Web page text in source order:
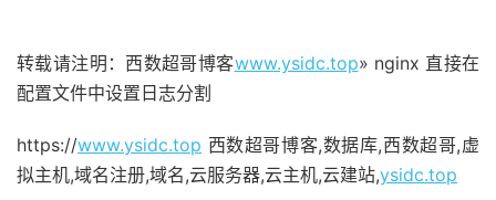
转载请注明：西数超哥博客www.ysidc.top» nginx 直接在
配置文件中设置日志分割
https://www.ysidc.top 西数超哥博客,数据库,西数超哥,虚
拟主机,域名注册,域名,云服务器,云主机,云建站,ysidc.top